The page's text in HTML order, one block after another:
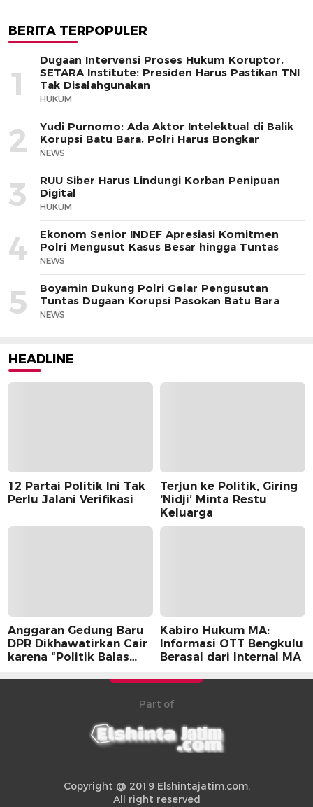
BERITA TERPOPULER
1
Dugaan Intervensi Proses Hukum Koruptor,
SETARA Institute: Presiden Harus Pastikan TNI
Tak Disalahgunakan
HUKUM
2
Yudi Purnomo: Ada Aktor Intelektual di Balik
Korupsi Batu Bara, Polri Harus Bongkar
NEWS
3
RUU Siber Harus Lindungi Korban Penipuan
Digital
HUKUM
4
Ekonom Senior INDEF Apresiasi Komitmen
Polri Mengusut Kasus Besar hingga Tuntas
NEWS
5
Boyamin Dukung Polri Gelar Pengusutan
Tuntas Dugaan Korupsi Pasokan Batu Bara
NEWS
HEADLINE
12 Partai Politik Ini Tak
Perlu Jalani Verifikasi
Terjun ke Politik, Giring
‘Nidji’ Minta Restu
Keluarga
Anggaran Gedung Baru
DPR Dikhawatirkan Cair
karena “Politik Balas
Kabiro Hukum MA:
Informasi OTT Bengkulu
Berasal dari Internal MA
Part of
Copyright @ 2019 Elshintajatim.com.
All right reserved